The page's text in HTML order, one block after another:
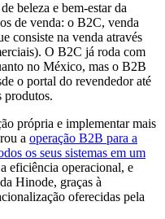
beleza e bem-estar da
de venda: o B2C, venda
consiste na venda através
O B2C já roda com
no México, mas o B2B
o portal do revendedor até
produtos.
própria e implementar mais
a operação B2B para a
os seus sistemas em um
eficiência operacional, e
Hinode, graças à
oferecidas pela